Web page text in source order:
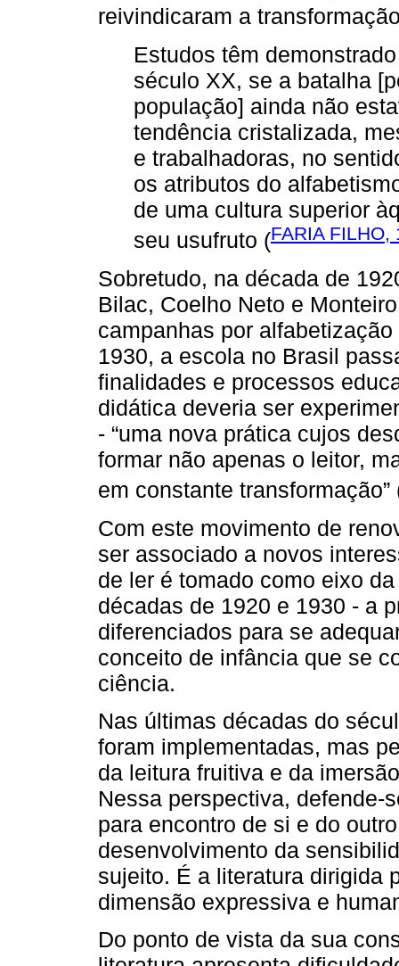
reivindicaram a
Estudos têm
século XX, se a batalha
população] ainda não
tendência cristalizada,
e trabalhadoras, no
os atributos do
de uma cultura superior
seu usufruto (FARIA FILHO,
Sobretudo, na década de
Bilac, Coelho Neto e
campanhas por
1930, a escola no Brasil
finalidades e processos
didática deveria ser
- “uma nova prática cujos
formar não apenas o leitor,
em constante transformação”
Com este movimento de
ser associado a novos
de ler é tomado como eixo
décadas de 1920 e 1930 - a
diferenciados para se
conceito de infância que se
ciência.
Nas últimas décadas do
foram implementadas, mas
da leitura fruitiva e da
Nessa perspectiva, defende-
para encontro de si e do
desenvolvimento da
sujeito. É a literatura dirigida
dimensão expressiva e
Do ponto de vista da sua